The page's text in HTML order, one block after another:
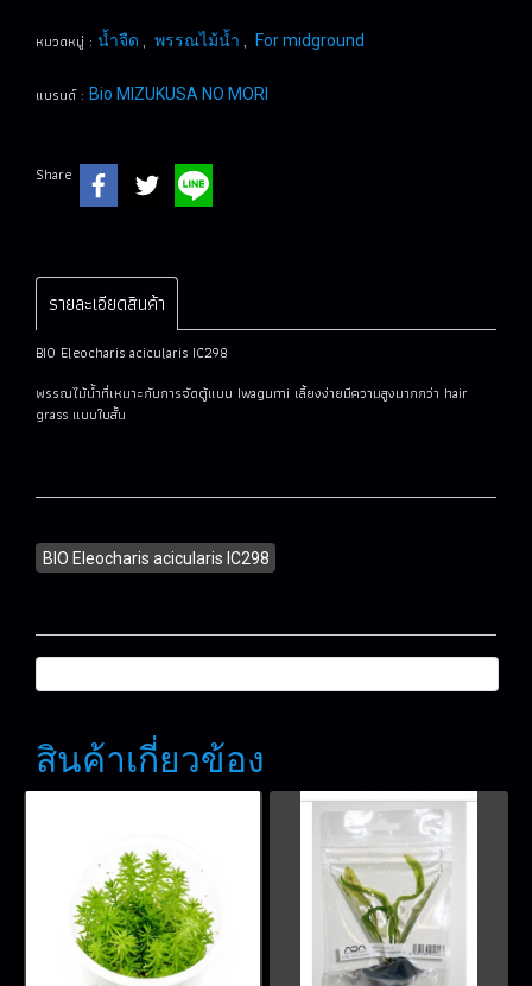
หมวดหมู่ : น้ำจืด , พรรณไม้น้ำ , For midground
แบรนด์ : Bio MIZUKUSA NO MORI
Share
รายละเอียดสินค้า
BIO Eleocharis acicularis IC298
พรรณไม้น้ำที่เหมาะกับการจัดตู้แบบ Iwagumi เลี้ยงง่ายมีความสูงมากกว่า hair
grass แบบใบสั้น
BIO Eleocharis acicularis IC298
สินค้าเกี่ยวข้อง